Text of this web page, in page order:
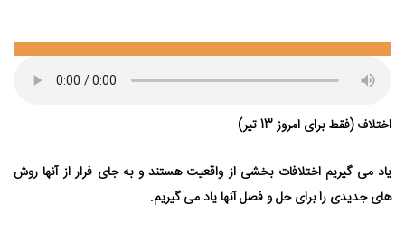
اختلاف (فقط برای امروز 13 تیر)
یاد می ⁯گیریم اختلافات بخشی از واقعیت هستند و به جای فرار از آنها روش
های جدیدی را برای حل و فصل آنها یاد می ⁯گیریم.